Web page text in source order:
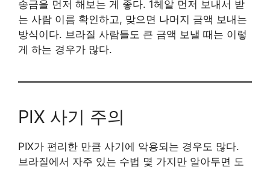
송금을 먼저 해보는 게 좋다. 1헤알 먼저 보내서 받
는 사람 이름 확인하고, 맞으면 나머지 금액 보내는
방식이다. 브라질 사람들도 큰 금액 보낼 때는 이렇
게 하는 경우가 많다.
PIX 사기 주의
PIX가 편리한 만큼 사기에 악용되는 경우도 많다.
브라질에서 자주 있는 수법 몇 가지만 알아두면 도